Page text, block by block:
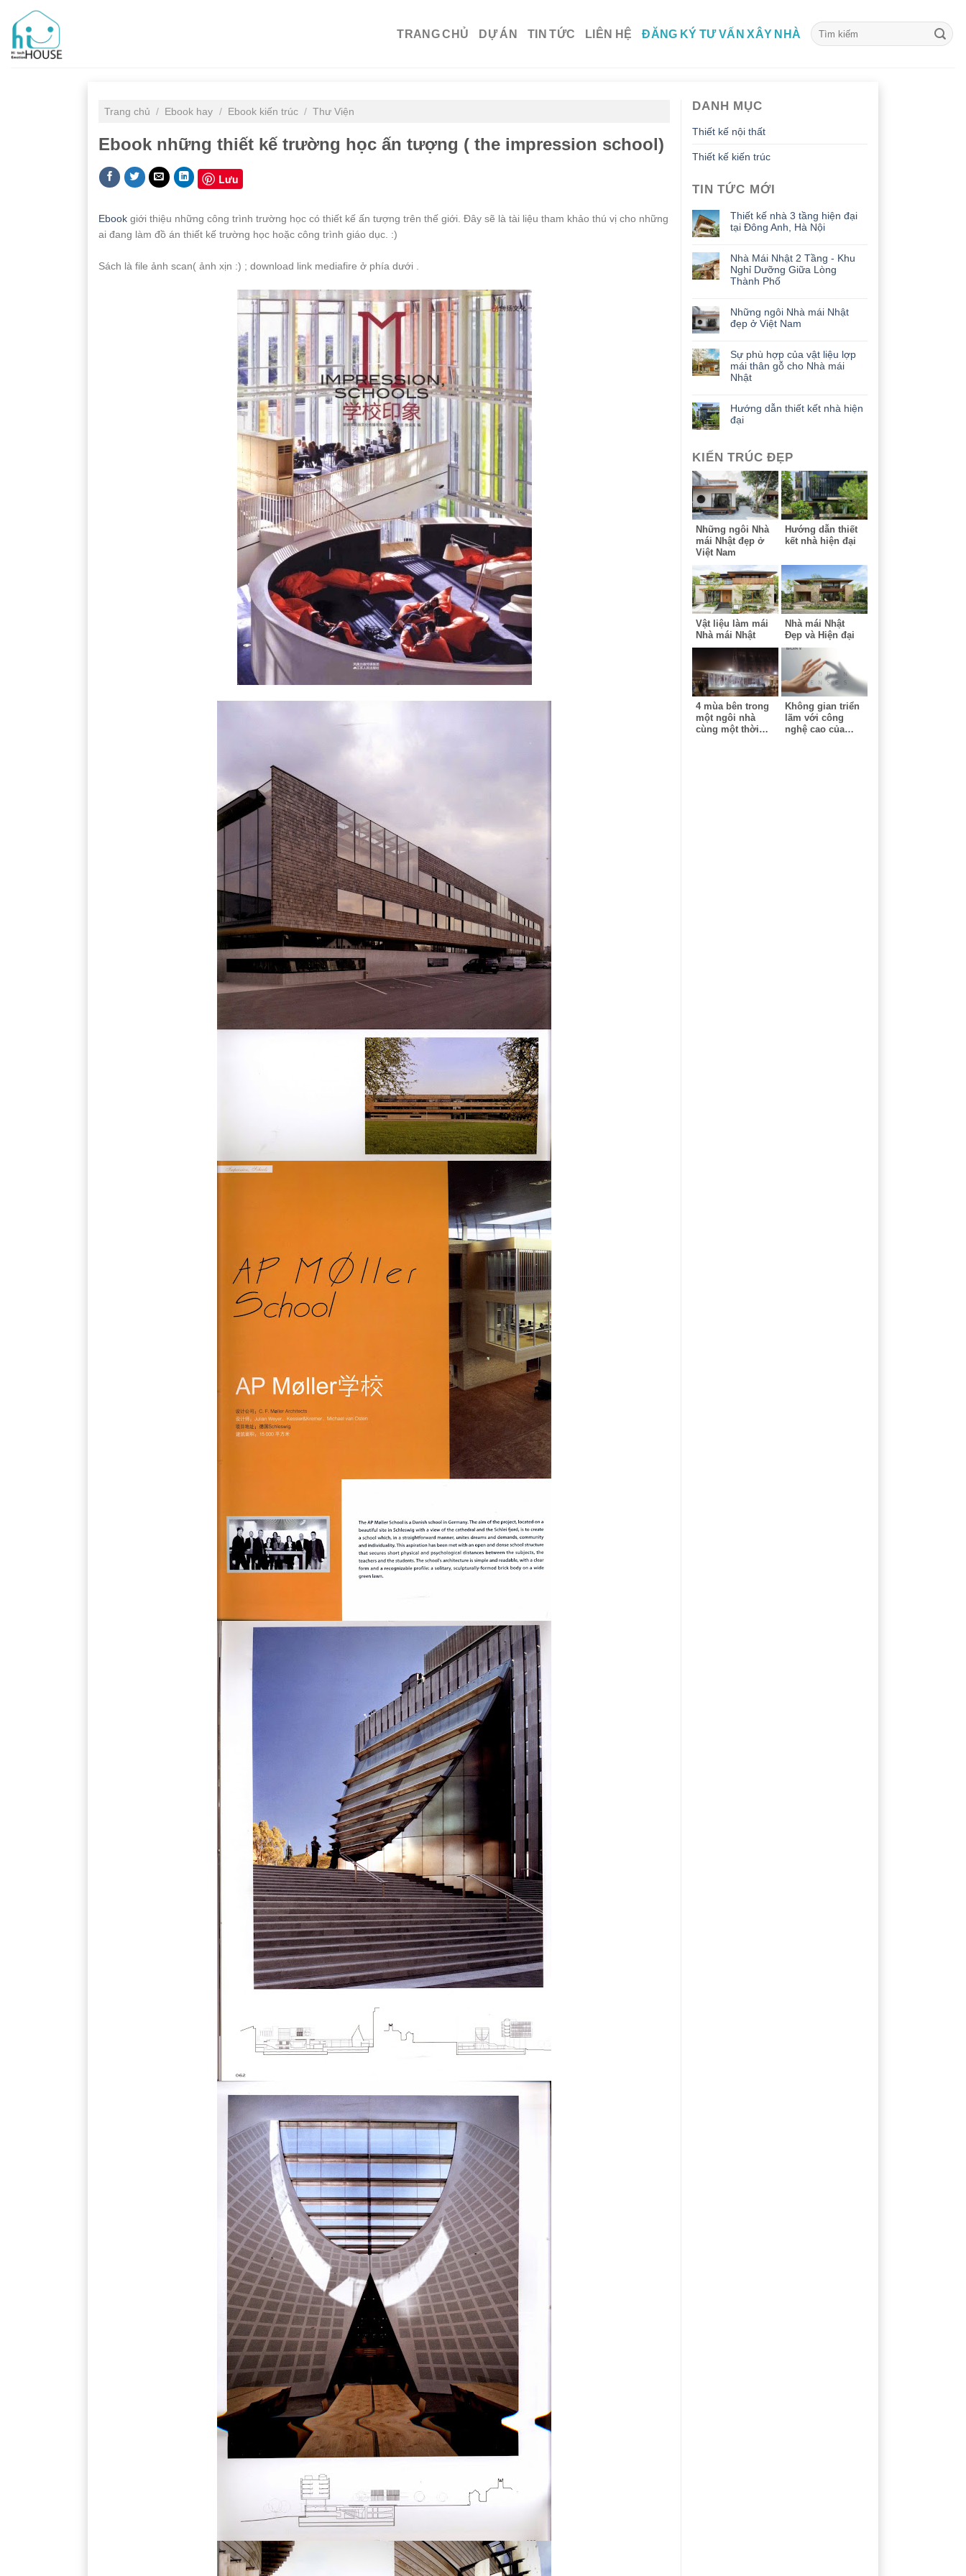
content
TRANG CHỦ DỰ ÁN TIN TỨC LIÊN HỆ ĐĂNG KÝ TƯ VẤN XÂY NHÀ
Trang chủ / Ebook hay / Ebook kiến trúc / Thư Viện
Ebook những thiết kế trường học ấn tượng ( the impression school)
Lưu
Ebook giới thiệu những công trình trường học có thiết kế ấn tượng trên thế giới. Đây sẽ là tài liệu tham khảo thú vị cho những
ai đang làm đồ án thiết kế trường học hoặc công trình giáo dục. :)
Sách là file ảnh scan( ảnh xịn :) ; download link mediafire ở phía dưới .
DANH MỤC
Thiết kế nội thất
Thiết kế kiến trúc
TIN TỨC MỚI
Thiết kế nhà 3 tầng hiện đại
tại Đông Anh, Hà Nội
Nhà Mái Nhật 2 Tầng - Khu
Nghỉ Dưỡng Giữa Lòng
Thành Phố
Những ngôi Nhà mái Nhật
đẹp ở Việt Nam
Sự phù hợp của vật liệu lợp
mái thân gỗ cho Nhà mái
Nhật
Hướng dẫn thiết kết nhà hiện
đại
KIẾN TRÚC ĐẸP
Những ngôi Nhà
mái Nhật đẹp ở
Việt Nam
Hướng dẫn thiết
kết nhà hiện đại
Vật liệu làm mái
Nhà mái Nhật
Nhà mái Nhật
Đẹp và Hiện đại
4 mùa bên trong
một ngôi nhà
cùng một thời
Không gian triển
lãm với công
nghệ cao của